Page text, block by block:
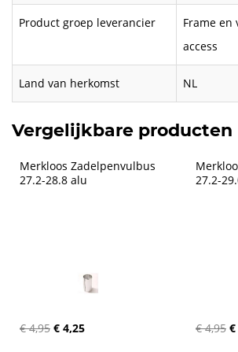
Product groep leverancier
Frame en
access
Land van herkomst NL
Vergelijkbare producten
Merkloos Zadelpenvulbus
27.2-28.8 alu
€ 4,95 € 4,25
27.2-
€ 4,95 €